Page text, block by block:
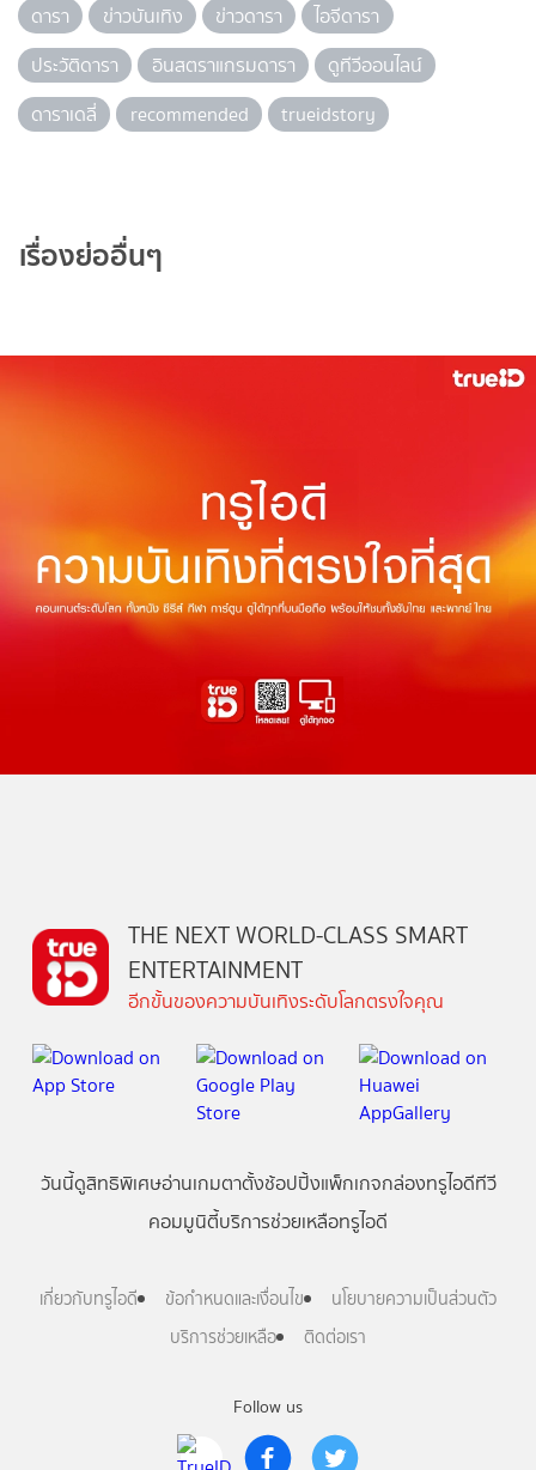
ดารา ข่าวบันเทิง ข่าวดารา
ไอจีดารา
ประวัติดารา
อินสตราแกรมดารา
ดูทีวีออนไลน์
ดาราเดลี่
recommended trueidstory
เรื่องย่ออื่นๆ
Follow us
THE NEXT WORLD-CLASS SMART
ENTERTAINMENT
อีกขั้นของความบันเทิงระดับโลกตรงใจคุณ
วันนี้ดูสิทธิพิเศษอ่านเกมตาตั้งช้อปปิ้งแพ็กเกจกล่องทรูไอดีทีวี
คอมมูนิตี้บริการช่วยเหลือทรูไอดี
เกี่ยวกับทรูไอดี ข้อกำหนดและเงื่อนไข
นโยบายความเป็นส่วนตัว
บริการช่วยเหลือ
ติดต่อเรา